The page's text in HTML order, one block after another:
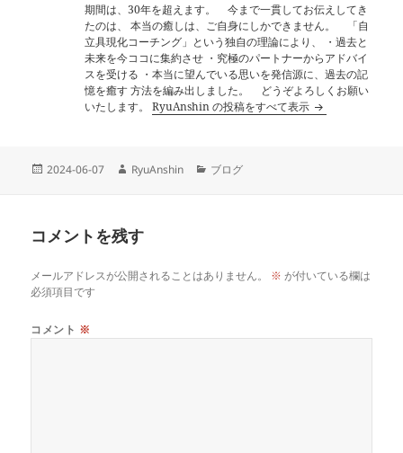
期間は、30年を超えます。 今まで一貫してお伝えしてき
たのは、 本当の癒しは、ご自身にしかできません。 「自
立具現化コーチング」という独自の理論により、 ・過去と
未来を今ココに集約させ ・究極のパートナーからアドバイ
スを受ける ・本当に望んでいる思いを発信源に、過去の記
憶を癒す 方法を編み出しました。 どうぞよろしくお願い
いたします。RyuAnshin の投稿をすべて表示
投
2024-06-07
作
RyuAnshin
カ
ブログ
コメントを残す
メールアドレスが公開されることはありません。 ※ が付いている欄は
必須項目です
コメント ※